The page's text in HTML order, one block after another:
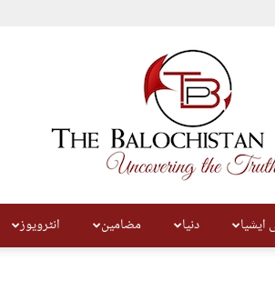
ایشیا دنیا مضامین انٹرویوز